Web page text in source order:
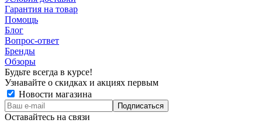
Гарантия на товар
Помощь
Блог
Вопрос-ответ
Бренды
Обзоры
Будьте всегда в курсе!
Узнавайте о скидках и акциях первым
Новости магазина
Оставайтесь на связи